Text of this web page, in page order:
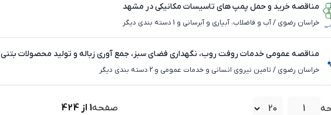
مناقصه خرید و حمل پمپ های تاسیسات مکانیکی در مشهد
خراسان رضوی /آب و فاضلاب، آبیاری و آبرسانی و 1 دسته بندی دیگر
مناقصه عمومی خدمات روفت روب، نگهداری فضای سبز، جمع آوری زباله و تولید محصولات بتنی
در داورزن
خراسان رضوی / تامین نیروی انسانی و خدمات عمومی و 2 دسته بندی دیگر
صفحه1 از 424